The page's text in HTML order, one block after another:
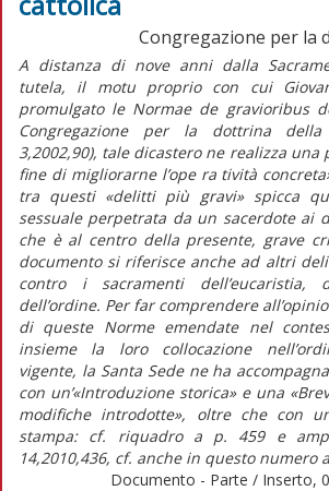
Congregazione per la
A distanza di nove anni dalla
tutela, il motu proprio con cui
promulgato le Normae de gravioribus
Congregazione per la dottrina della
3,2002,90), tale dicastero ne realizza una
fine di migliorarne l’ope ra tività
tra questi «delitti più gravi» spicca
sessuale perpetrata da un sacerdote ai
che è al centro della presente, grave
documento si riferisce anche ad altri
contro i sacramenti dell’eucaristia,
dell’ordine. Per far comprendere
di queste Norme emendate nel
insieme la loro collocazione
vigente, la Santa Sede ne ha
con un’«Introduzione storica» e una
modifiche introdotte», oltre che con
stampa: cf. riquadro a p. 459 e
14,2010,436, cf. anche in questo numero
Documento - Parte / Inserto,